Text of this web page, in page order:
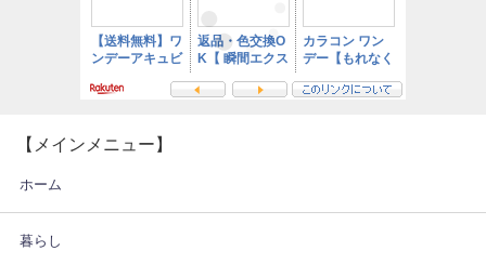
【メインメニュー】
ホーム
暮らし